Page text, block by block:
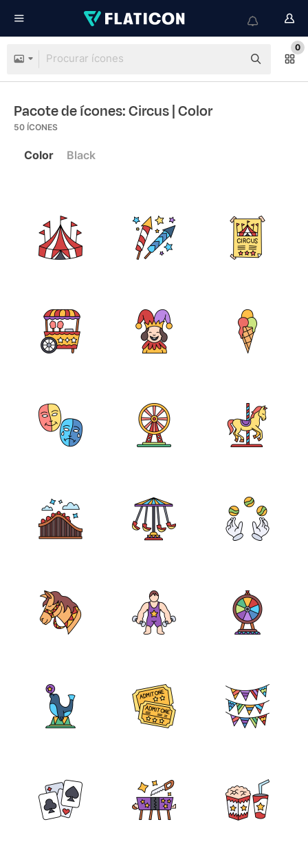
0
Pacote de ícones: Circus| Color
50 ÍCONES
Color Black